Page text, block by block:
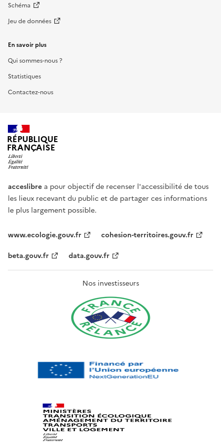
Schéma
Jeu de données
En savoir plus
Qui sommes-nous ?
Statistiques
Contactez-nous
RÉPUBLIQUE
FRANÇAISE
acceslibre a pour objectif de recenser l'accessibilité de tous
les lieux recevant du public et de partager ces informations
le plus largement possible.
www.ecologie.gouv.fr
cohesion-territoires.gouv.fr
beta.gouv.fr
data.gouv.fr
Nos investisseurs